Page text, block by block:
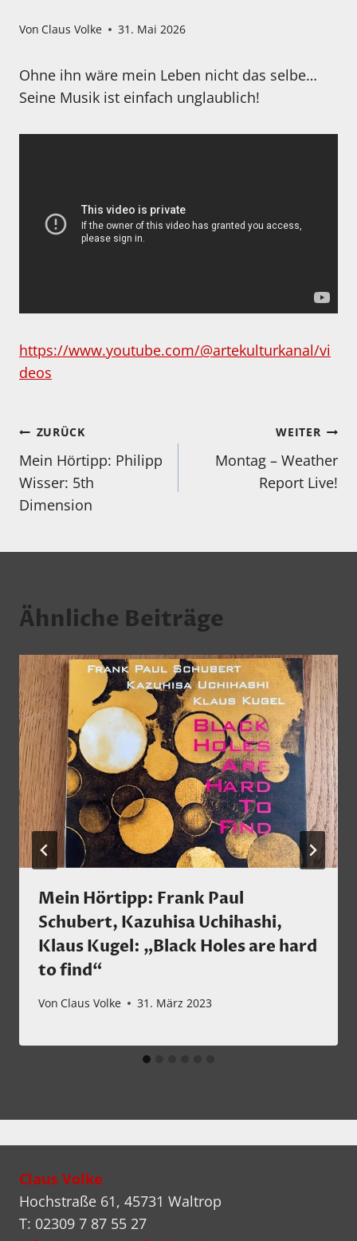
Von Claus Volke 31. Mai 2026
Ohne ihn wäre mein Leben nicht das selbe…
Seine Musik ist einfach unglaublich!
https://www.youtube.com/@artekulturkanal/vi
deos
Beitragsnavigation
ZURÜCK
Mein Hörtipp: Philipp
Wisser: 5th
Dimension
WEITER
Montag – Weather
Report Live!
Ähnliche Beiträge
Mein Hörtipp: Frank Paul
Schubert, Kazuhisa Uchihashi,
Klaus Kugel: „Black Holes are hard
to find“
Von Claus Volke 31. März 2023
Claus Volke
Hochstraße 61, 45731 Waltrop
T: 02309 7 87 55 27